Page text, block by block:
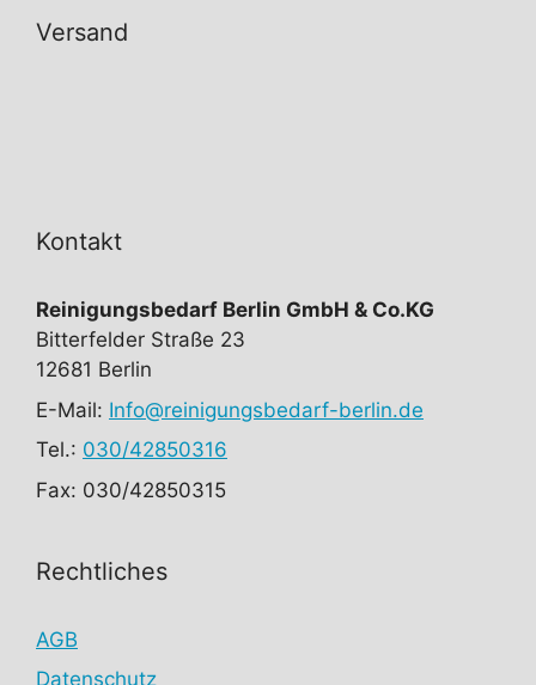
Versand
Kontakt
Reinigungsbedarf Berlin GmbH & Co.KG
Bitterfelder Straße 23
12681 Berlin
E-Mail: Info@reinigungsbedarf-berlin.de
Tel.: 030/42850316
Fax: 030/42850315
Rechtliches
AGB
Datenschutz